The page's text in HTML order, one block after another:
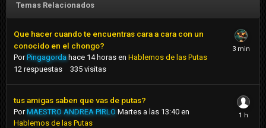
Temas Relacionados
Que hacer cuando te encuentras cara a cara con un
conocido en el chongo?
PorPingagorda hace 14 horas en Hablemos de las Putas
12 respuestas 335 visitas
tus amigas saben que vas de putas?
PorMAESTRO ANDREA PIRLO Martes a las 13:40 en
Hablemos de las Putas